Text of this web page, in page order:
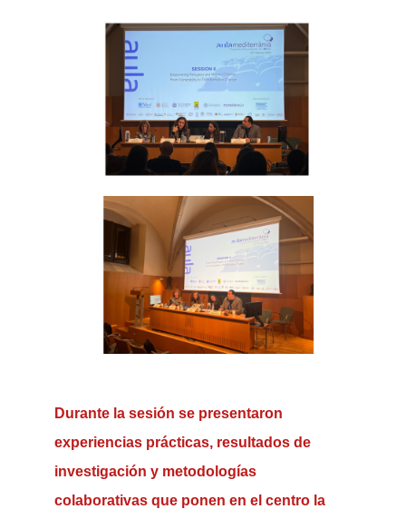
Durante la sesión se presentaron
experiencias prácticas, resultados de
investigación y metodologías
colaborativas que ponen en el centro la